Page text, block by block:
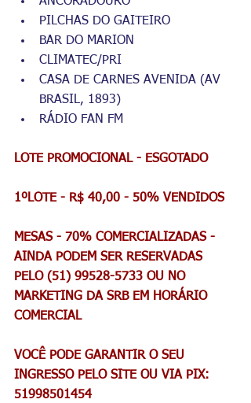
PILCHAS DO GAITEIRO
BAR DO MARION
CLIMATEC/PRI
CASA DE CARNES AVENIDA (AV
BRASIL, 1893)
RÁDIO FAN FM
LOTE PROMOCIONAL - ESGOTADO
1ºLOTE - R$ 40,00 - 50% VENDIDOS
MESAS - 70% COMERCIALIZADAS -
AINDA PODEM SER RESERVADAS
PELO (51) 99528-5733 OU NO
MARKETING DA SRB EM HORÁRIO
COMERCIAL
VOCÊ PODE GARANTIR O SEU
INGRESSO PELO SITE OU VIA PIX:
51998501454